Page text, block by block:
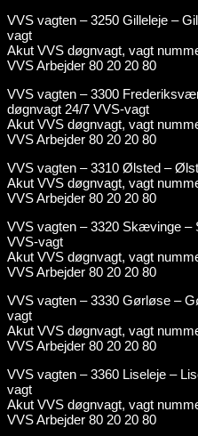
VVS vagten – 3250 Gilleleje –
vagt
Akut VVS døgnvagt, vagt
VVS Arbejder 80 20 20 80
VVS vagten – 3300
døgnvagt 24/7 VVS-vagt
Akut VVS døgnvagt, vagt
VVS Arbejder 80 20 20 80
VVS vagten – 3310 Ølsted –
Akut VVS døgnvagt, vagt
VVS Arbejder 80 20 20 80
VVS vagten – 3320 Skævinge
VVS-vagt
Akut VVS døgnvagt, vagt
VVS Arbejder 80 20 20 80
VVS vagten – 3330 Gørløse –
vagt
Akut VVS døgnvagt, vagt
VVS Arbejder 80 20 20 80
VVS vagten – 3360 Liseleje –
vagt
Akut VVS døgnvagt, vagt
VVS Arbejder 80 20 20 80